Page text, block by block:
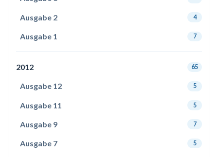
Ausgabe 2 4
Ausgabe 1 7
2012 65
Ausgabe 12 5
Ausgabe 11 5
Ausgabe 9 7
Ausgabe 7 5